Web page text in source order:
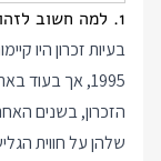
1. למה חשוב לזהות בעיות זכרון דווקא עכשיו
1995, אך בעוד
הזכרון, בשנים
שלהן על חווית